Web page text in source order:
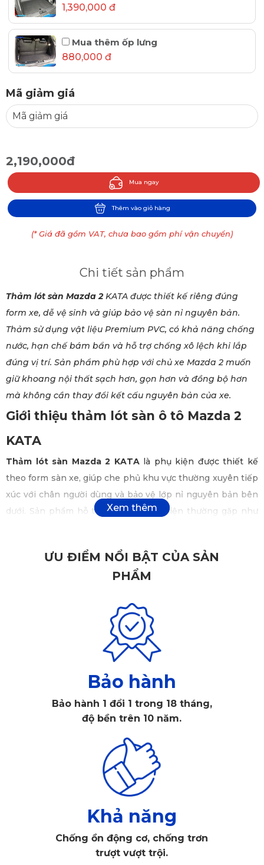
1,390,000 đ
Mua thêm ốp lưng
880,000 đ
Mã giảm giá
2,190,000đ
Mua ngay
Thêm vào giỏ hàng
(* Giá đã gồm VAT, chưa bao gồm phí vận chuyển)
Chi tiết sản phẩm
Thảm lót sàn Mazda 2KATA được thiết kế riêng đúng
form xe, dễ vệ sinh và giúp bảo vệ sàn nỉ nguyên bản.
Thảm sử dụng vật liệu Premium PVC, có khả năng chống
nước, hạn chế bám bẩn và hỗ trợ chống xô lệch khi lắp
đúng vị trí. Sản phẩm phù hợp với chủ xe Mazda 2 muốn
giữ khoang nội thất sạch hơn, gọn hơn và đồng bộ hơn
mà không cần thay đổi kết cấu nguyên bản của xe.
Giới thiệu thảm lót sàn ô tô Mazda 2
KATA
Thảm lót sàn Mazda 2 KATAlà phụ kiện được thiết kế
theo form sàn xe, giúp che phủ khu vực thường xuyên tiếp
xúc với chân người dùng và bảo vệ lớp nỉ nguyên bản bên
dưới. Sản phẩm hỗ trợ xử lý các bất tiện thường gặp như
Thiết kế tinh tế - sang trọng
Thảm lót sàn ô tô Mazda 2 KATA
mặt thảm dập nổi giúp tăng ma sát khi đặt chân, giữ lại bụi
bẩn/nước đọng và hạn chế chất bẩn rơi trực tiếp xuống
sàn nỉ. Mặt dưới có gai nhám giúp tăng độ bám với sàn xe,
hạn chế thảm bị xô lệch khi sử dụng đúng cách, đặc biệt ở
khu vực chân ga và chân phanh.
ƯU ĐIỂM NỔI BẬT CỦA SẢN
PHẨM
Bảo hành
Bảo hành 1 đổi 1 trong 18 tháng,
độ bền trên 10 năm.
Khả năng
Chống ồn động cơ, chống trơn
trượt vượt trội.